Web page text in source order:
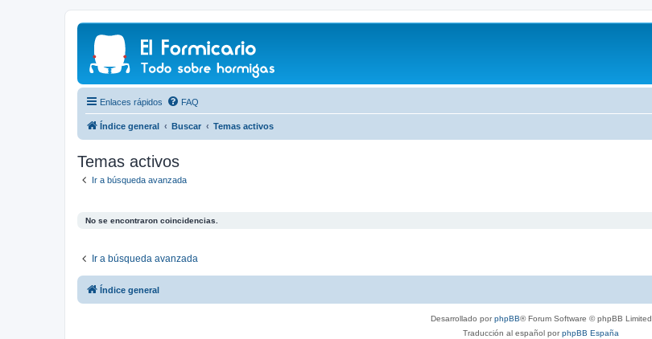
Enlaces rápidos FAQ
Índice general Buscar Temas activos
Temas activos
Ir a búsqueda avanzada
No se encontraron coincidencias.
Ir a búsqueda avanzada
Índice general
Desarrollado porphpBB® Forum Software © phpBB Limited
Traducción al español porphpBB España